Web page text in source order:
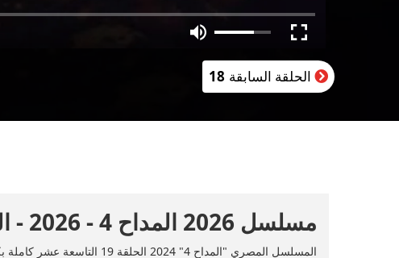
الحلقة السابقة 18
مسلسل 2026 المداح 4 - 2026 - الحلقة 19